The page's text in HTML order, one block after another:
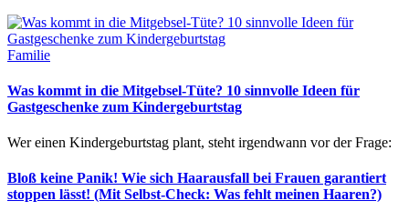
Familie
Was kommt in die Mitgebsel-Tüte? 10 sinnvolle Ideen für
Gastgeschenke zum Kindergeburtstag
Wer einen Kindergeburtstag plant, steht irgendwann vor der Frage:
Bloß keine Panik! Wie sich Haarausfall bei Frauen garantiert
stoppen lässt! (Mit Selbst-Check: Was fehlt meinen Haaren?)